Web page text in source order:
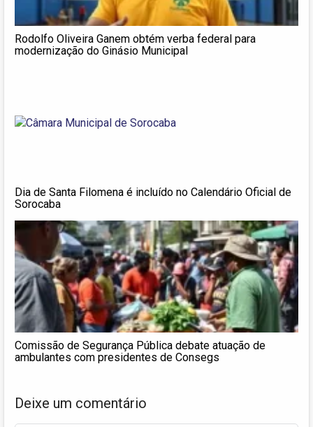
Rodolfo Oliveira Ganem obtém verba federal para
modernização do Ginásio Municipal
Dia de Santa Filomena é incluído no Calendário Oficial de
Sorocaba
Comissão de Segurança Pública debate atuação de
ambulantes com presidentes de Consegs
Deixe um comentário